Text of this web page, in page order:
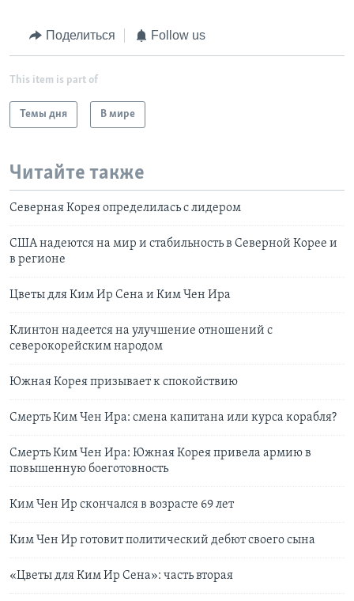
Поделиться Follow us
This item is part of
Темы дня В мире
Читайте также
Северная Корея определилась с лидером
США надеются на мир и стабильность в Северной Корее и
в регионе
Цветы для Ким Ир Сена и Ким Чен Ира
Клинтон надеется на улучшение отношений с
северокорейским народом
Южная Корея призывает к спокойствию
Смерть Ким Чен Ира: смена капитана или курса корабля?
Смерть Ким Чен Ира: Южная Корея привела армию в
повышенную боеготовность
Ким Чен Ир скончался в возрасте 69 лет
Ким Чен Ир готовит политический дебют своего сына
«Цветы для Ким Ир Сена»: часть вторая